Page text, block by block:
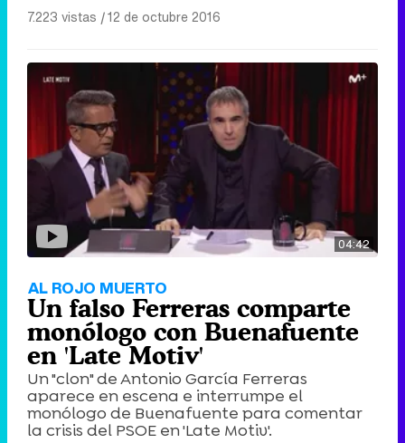
7.223 vistas |12 de octubre 2016
04:42
AL ROJO MUERTO
Un falso Ferreras comparte
monólogo con Buenafuente
en 'Late Motiv'
Un "clon" de Antonio García Ferreras
aparece en escena e interrumpe el
monólogo de Buenafuente para comentar
la crisis del PSOE en 'Late Motiv'.